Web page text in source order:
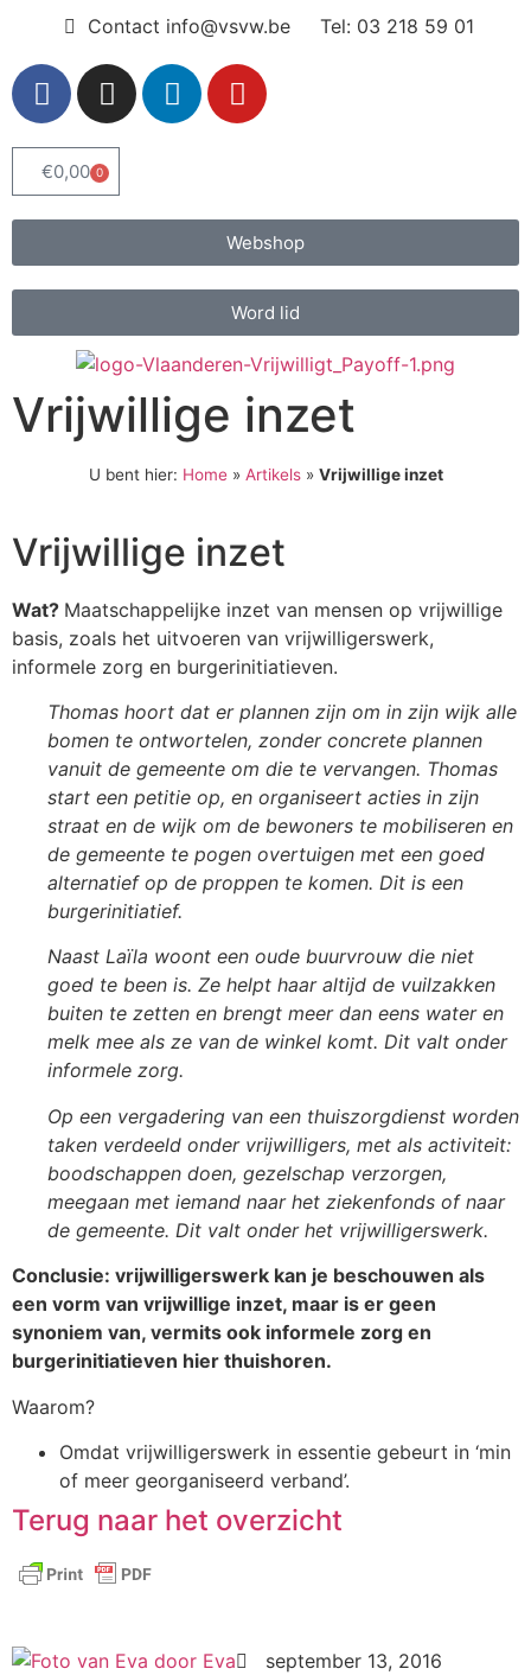
Contact info@vsvw.be Tel: 03 218 59 01
€0,00 0
Webshop
Word lid
Vrijwillige inzet
U bent hier: Home» Artikels» Vrijwillige inzet
Vrijwillige inzet
Wat? Maatschappelijke inzet van mensen op vrijwillige
basis, zoals het uitvoeren van vrijwilligerswerk,
informele zorg en burgerinitiatieven.
Thomas hoort dat er plannen zijn om in zijn wijk alle
bomen te ontwortelen, zonder concrete plannen
vanuit de gemeente om die te vervangen. Thomas
start een petitie op, en organiseert acties in zijn
straat en de wijk om de bewoners te mobiliseren en
de gemeente te pogen overtuigen met een goed
alternatief op de proppen te komen. Dit is een
burgerinitiatief.
Naast Laïla woont een oude buurvrouw die niet
goed te been is. Ze helpt haar altijd de vuilzakken
buiten te zetten en brengt meer dan eens water en
melk mee als ze van de winkel komt. Dit valt onder
informele zorg.
Op een vergadering van een thuiszorgdienst worden
taken verdeeld onder vrijwilligers, met als activiteit:
boodschappen doen, gezelschap verzorgen,
meegaan met iemand naar het ziekenfonds of naar
de gemeente. Dit valt onder het vrijwilligerswerk.
Conclusie: vrijwilligerswerk kan je beschouwen als
een vorm van vrijwillige inzet, maar is er geen
synoniem van, vermits ook informele zorg en
burgerinitiatieven hier thuishoren.
Waarom?
Omdat vrijwilligerswerk in essentie gebeurt in ‘min
of meer georganiseerd verband’.
Terug naar het overzicht
door Eva
september 13, 2016